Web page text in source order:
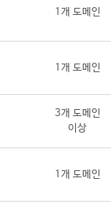
1개 도메인
1개 도메인
3개 도메인
이상
1개 도메인